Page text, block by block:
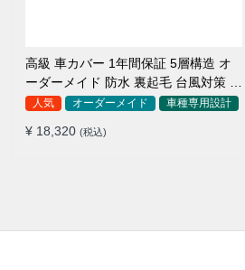
高級 車カバー 1年間保証 5層構造 オ
ーダーメイド 防水 裏起毛 台風対策 黄
砂対策 車種専用
人気 オーダーメイド 車種専用設計
¥ 18,320 (税込)